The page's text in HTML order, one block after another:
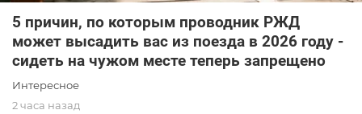
5 причин, по которым проводник РЖД
может высадить вас из поезда в 2026 году -
сидеть на чужом месте теперь запрещено
Интересное
2 часа назад